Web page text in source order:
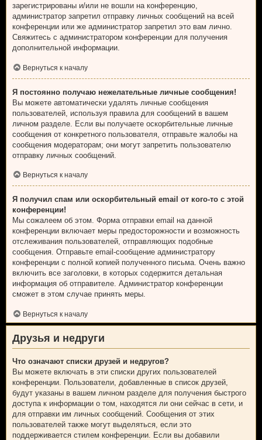
зарегистрированы и/или не вошли на конференцию,
администратор запретил отправку личных сообщений на всей
конференции или же администратор запретил это вам лично.
Свяжитесь с администратором конференции для получения
дополнительной информации.
Вернуться к началу
Я постоянно получаю нежелательные личные сообщения!
Вы можете автоматически удалять личные сообщения
пользователей, используя правила для сообщений в вашем
личном разделе. Если вы получаете оскорбительные личные
сообщения от конкретного пользователя, отправьте жалобы на
сообщения модераторам; они могут запретить пользователю
отправку личных сообщений.
Вернуться к началу
Я получил спам или оскорбительный email от кого-то с этой
конференции!
Мы сожалеем об этом. Форма отправки email на данной
конференции включает меры предосторожности и возможность
отслеживания пользователей, отправляющих подобные
сообщения. Отправьте email-сообщение администратору
конференции с полной копией полученного письма. Очень важно
включить все заголовки, в которых содержится детальная
информация об отправителе. Администратор конференции
сможет в этом случае принять меры.
Вернуться к началу
Друзья и недруги
Что означают списки друзей и недругов?
Вы можете включать в эти списки других пользователей
конференции. Пользователи, добавленные в список друзей,
будут указаны в вашем личном разделе для получения быстрого
доступа к информации о том, находятся ли они сейчас в сети, и
для отправки им личных сообщений. Сообщения от этих
пользователей также могут выделяться, если это
поддерживается стилем конференции. Если вы добавили